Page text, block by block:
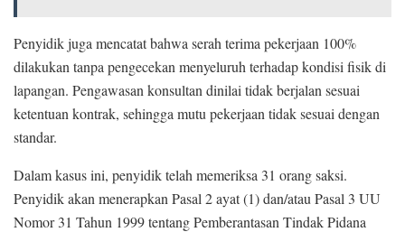
Penyidik juga mencatat bahwa serah terima pekerjaan 100%
dilakukan tanpa pengecekan menyeluruh terhadap kondisi fisik di
lapangan. Pengawasan konsultan dinilai tidak berjalan sesuai
ketentuan kontrak, sehingga mutu pekerjaan tidak sesuai dengan
standar.
Dalam kasus ini, penyidik telah memeriksa 31 orang saksi.
Penyidik akan menerapkan Pasal 2 ayat (1) dan/atau Pasal 3 UU
Nomor 31 Tahun 1999 tentang Pemberantasan Tindak Pidana